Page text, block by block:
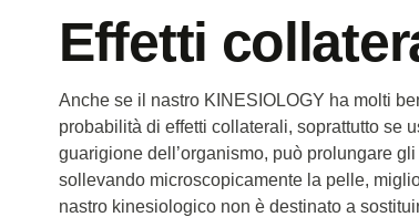
Effetti
Anche se il nastro KINESIOLOGY ha molti
probabilità di effetti collaterali, soprattutto se
guarigione dell’organismo, può prolungare
sollevando microscopicamente la pelle,
nastro kinesiologico non è destinato a